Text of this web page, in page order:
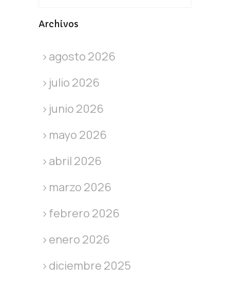
Archivos
agosto 2026
julio 2026
junio 2026
mayo 2026
abril 2026
marzo 2026
febrero 2026
enero 2026
diciembre 2025